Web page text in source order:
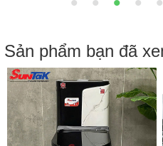
Sản phẩm bạn đã